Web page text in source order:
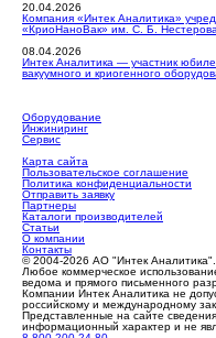
20.04.2026
Компания «Интек Аналитика»
«КриоНаноВак» им. С. Б.
08.04.2026
Интек Аналитика — участник
вакуумного и криогенного
Оборудование
Инжиниринг
Сервис
Карта сайта
Пользовательское соглашение
Политика конфиденциальности
Отправить заявку
Партнеры
Каталоги производителей
Статьи
О компании
Контакты
© 2004-2026 АО "Интек
Любое коммерческое
ведома и прямого письменного
Компании Интек Аналитика не
российскому и международному
Представленные на сайте
информационный характер и не